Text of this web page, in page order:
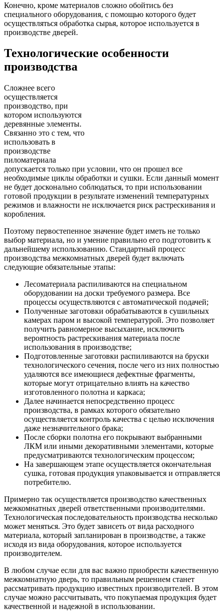
Конечно, кроме материалов сложно обойтись без
специального оборудования, с помощью которого будет
осуществляться обработка сырья, которое используется в
производстве дверей.
Технологические особенности
производства
Сложнее всего
осуществляется
производство, при
котором используются
деревянные элементы.
Связанно это с тем, что
использовать в
производстве
пиломатериала
допускается только при условии, что он прошел все
необходимые циклы обработки и сушки. Если данный момент
не будет досконально соблюдаться, то при использовании
готовой продукции в результате изменений температурных
режимов и влажности не исключается риск растрескивания и
коробления.
Поэтому первостепенное значение будет иметь не только
выбор материала, но и умение правильно его подготовить к
дальнейшему использованию. Стандартный процесс
производства межкомнатных дверей будет включать
следующие обязательные этапы:
Лесоматериала распиливаются на специальном
оборудовании на доски требуемого размера. Все
процессы осуществляются с автоматической подачей;
Полученные заготовки обрабатываются в сушильных
камерах паром и высокой температурой. Это позволяет
получить равномерное высыхание, исключить
вероятность растрескивания материала после
использования в производстве;
Подготовленные заготовки распиливаются на бруски
технологического сечения, после чего из них полностью
удаляются все имеющиеся дефектные фрагменты,
которые могут отрицательно влиять на качество
изготовленного полотна и каркаса;
Далее начинается непосредственно процесс
производства, в рамках которого обязательно
осуществляется контроль качества с целью исключения
даже незначительного брака;
После сборки полотна его покрывают выбранными
ЛКМ или иными декоративными элементами, которые
предусматриваются технологическим процессом;
На завершающем этапе осуществляется окончательная
сушка, готовая продукция упаковывается и отправляется
потребителю.
Примерно так осуществляется производство качественных
межкомнатных дверей ответственными производителями.
Технологическая последовательность производства несколько
может меняться. Это будет зависеть от вида расходного
материала, который запланирован в производстве, а также
исходя из вида оборудования, которое используется
производителем.
В любом случае если для вас важно приобрести качественную
межкомнатную дверь, то правильным решением станет
рассматривать продукцию известных производителей. В этом
случае можно рассчитывать, что покупаемая продукция будет
качественной и надежной в использовании.